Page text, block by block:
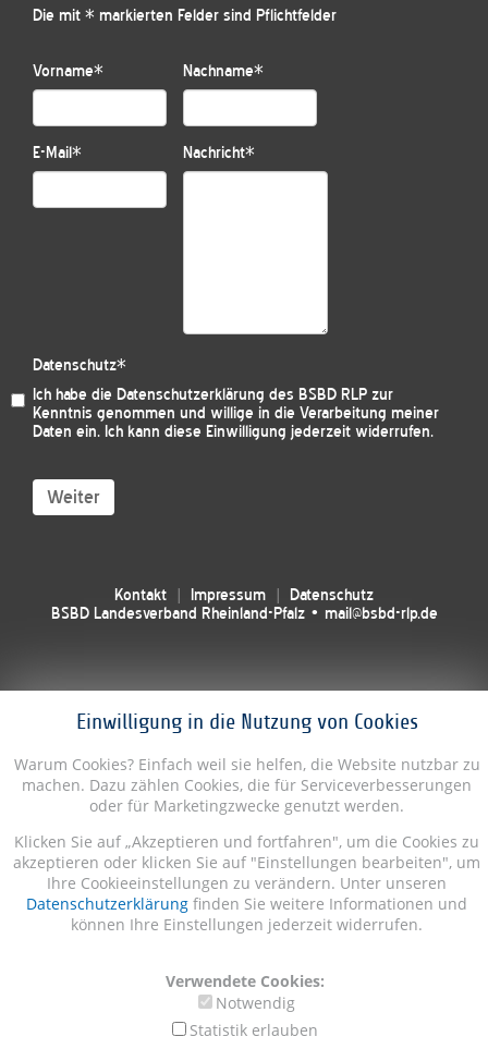
Einwilligung in die Nutzung von Cookies
Warum Cookies? Einfach weil sie helfen, die Website nutzbar zu
machen. Dazu zählen Cookies, die für Serviceverbesserungen
oder für Marketingzwecke genutzt werden.
Klicken Sie auf „Akzeptieren und fortfahren", um die Cookies zu
akzeptieren oder klicken Sie auf "Einstellungen bearbeiten", um
Ihre Cookieeinstellungen zu verändern. Unter unseren
Datenschutzerklärung finden Sie weitere Informationen und
können Ihre Einstellungen jederzeit widerrufen.
Verwendete Cookies:
Notwendig
Statistik erlauben
Die mit * markierten Felder sind Pflichtfelder
Vorname* Nachname*
E-Mail* Nachricht*
Datenschutz*
Ich habe die Datenschutzerklärung des BSBD RLP zur
Kenntnis genommen und willige in die Verarbeitung meiner
Daten ein. Ich kann diese Einwilligung jederzeit widerrufen.
Weiter
Kontakt Impressum
Datenschutz
BSBD Landesverband Rheinland-Pfalz • mail@bsbd-rlp.de